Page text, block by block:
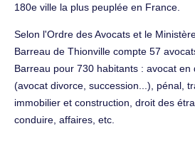
180e ville la plus peuplée en France.
Selon l'Ordre des Avocats et le
Barreau de Thionville compte 57
Barreau pour 730 habitants : avocat en
(avocat divorce, succession...), pénal,
immobilier et construction, droit des
conduire, affaires, etc.